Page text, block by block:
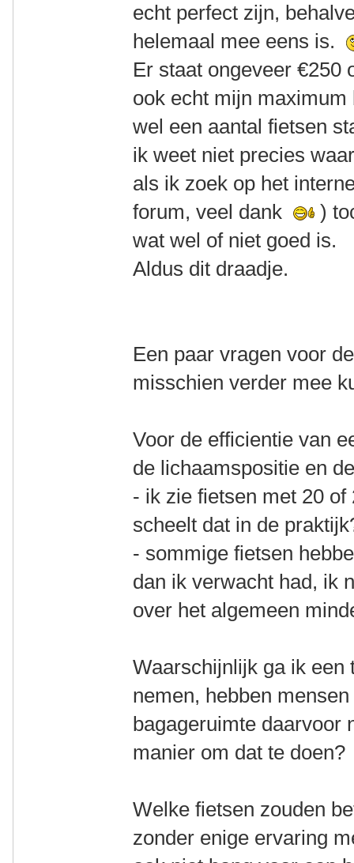
echt perfect zijn,
helemaal mee eens is.
Er staat ongeveer €250
ook echt mijn
wel een aantal fietsen
ik weet niet precies
als ik zoek op het
forum, veel dank
)
wat wel of niet goed is.
Aldus dit draadje.
Een paar vragen voor
misschien verder mee
Voor de efficientie van
de lichaamspositie en
- ik zie fietsen met 20
scheelt dat in de
- sommige fietsen
dan ik verwacht had, ik
over het algemeen
Waarschijnlijk ga ik een
nemen, hebben
bagageruimte daarvoor
manier om dat te doen?
Welke fietsen zouden
zonder enige ervaring